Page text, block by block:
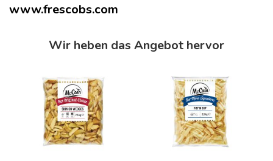
www.frescobs.com
Wir heben das Angebot hervor